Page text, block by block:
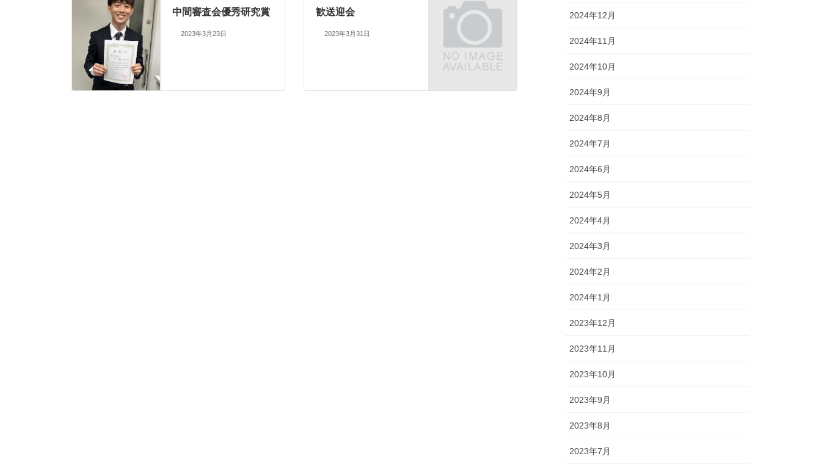
中間審査会優秀研究賞
2023年3月23日
歓送迎会
2023年3月31日
2024年12月
2024年11月
2024年10月
2024年9月
2024年8月
2024年7月
2024年6月
2024年5月
2024年4月
2024年3月
2024年2月
2024年1月
2023年12月
2023年11月
2023年10月
2023年9月
2023年8月
2023年7月